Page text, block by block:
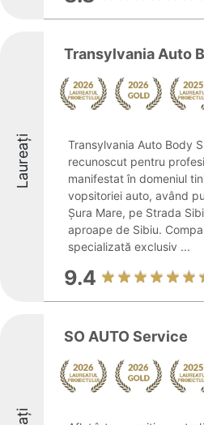
Laureați
Transylvania Auto
Transylvania Auto Body
recunoscut pentru
manifestat în domeniul
vopsitoriei auto, având
Șura Mare, pe Strada
aproape de Sibiu.
specializată exclusiv ...
9.4
SO AUTO Service